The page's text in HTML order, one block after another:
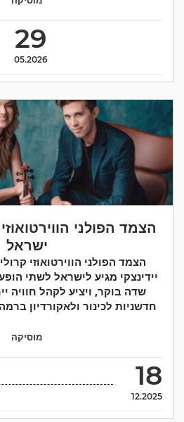
29
05.2026
הצמד הפולני
ישראל
הצמד הפולני הווירטואוזי
יידינצקי מגיע לישראל לשתי
שדה בוקר, ויציע לקהל חוויה
חדשניות לכינור ולאקורדיון
18
12.2025
מוסיקה